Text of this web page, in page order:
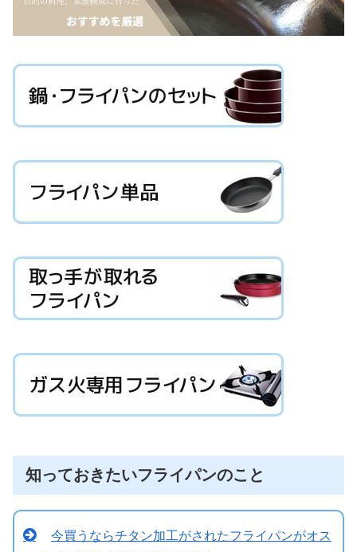
知っておきたいフライパンのこと
今買うならチタン加工がされたフライパンがオス